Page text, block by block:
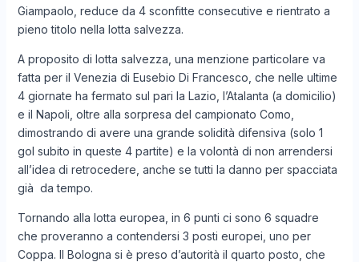
Giampaolo, reduce da 4 sconfitte consecutive e rientrato a
pieno titolo nella lotta salvezza.
A proposito di lotta salvezza, una menzione particolare va
fatta per il Venezia di Eusebio Di Francesco, che nelle ultime
4 giornate ha fermato sul pari la Lazio, l’Atalanta (a domicilio)
e il Napoli, oltre alla sorpresa del campionato Como,
dimostrando di avere una grande solidità difensiva (solo 1
gol subito in queste 4 partite) e la volontà di non arrendersi
all’idea di retrocedere, anche se tutti la danno per spacciata
già da tempo.
Tornando alla lotta europea, in 6 punti ci sono 6 squadre
che proveranno a contendersi 3 posti europei, uno per
Coppa. Il Bologna si è preso d’autorità il quarto posto, che